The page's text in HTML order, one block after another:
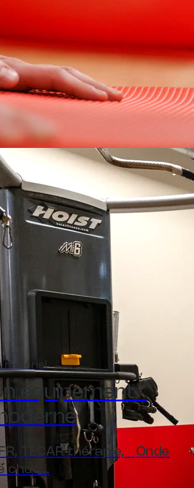
matériel
équipement
TECAR thérapie, Onde
choc...